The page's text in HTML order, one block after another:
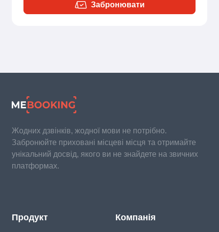
Забронювати
Жодних дзвінків, жодної мови не потрібно.
Забронюйте приховані місцеві місця та отримайте
унікальний досвід, якого ви не знайдете на звичних
платформах.
Продукт Компанія